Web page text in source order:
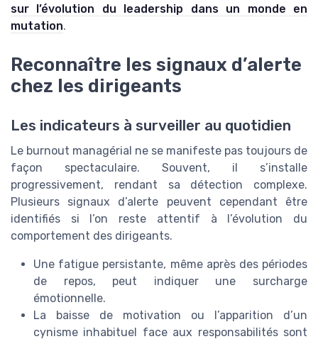
sur l’évolution du leadership dans un monde en
mutation.
Reconnaître les signaux d’alerte
chez les dirigeants
Les indicateurs à surveiller au quotidien
Le burnout managérial ne se manifeste pas toujours de
façon spectaculaire. Souvent, il s’installe
progressivement, rendant sa détection complexe.
Plusieurs signaux d’alerte peuvent cependant être
identifiés si l’on reste attentif à l’évolution du
comportement des dirigeants.
Une fatigue persistante, même après des périodes
de repos, peut indiquer une surcharge
émotionnelle.
La baisse de motivation ou l’apparition d’un
cynisme inhabituel face aux responsabilités sont